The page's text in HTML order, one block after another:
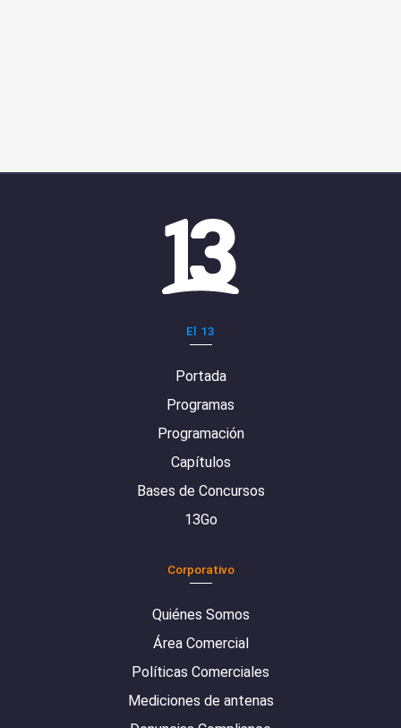
El 13
Portada
Programas
Programación
Capítulos
Bases de Concursos
13Go
Corporativo
Quiénes Somos
Área Comercial
Políticas Comerciales
Mediciones de antenas